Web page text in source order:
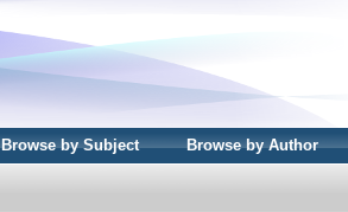
Browse by Subject Browse by Author